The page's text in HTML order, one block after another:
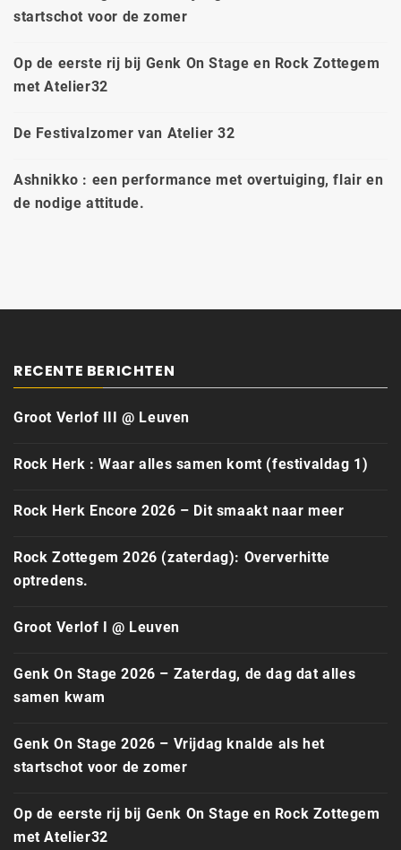
startschot voor de zomer
Op de eerste rij bij Genk On Stage en Rock Zottegem
met Atelier32
De Festivalzomer van Atelier 32
Ashnikko : een performance met overtuiging, flair en
de nodige attitude.
RECENTE BERICHTEN
Groot Verlof III @ Leuven
Rock Herk : Waar alles samen komt (festivaldag 1)
Rock Herk Encore 2026 – Dit smaakt naar meer
Rock Zottegem 2026 (zaterdag): Oververhitte
optredens.
Groot Verlof I @ Leuven
Genk On Stage 2026 – Zaterdag, de dag dat alles
samen kwam
Genk On Stage 2026 – Vrijdag knalde als het
startschot voor de zomer
Op de eerste rij bij Genk On Stage en Rock Zottegem
met Atelier32